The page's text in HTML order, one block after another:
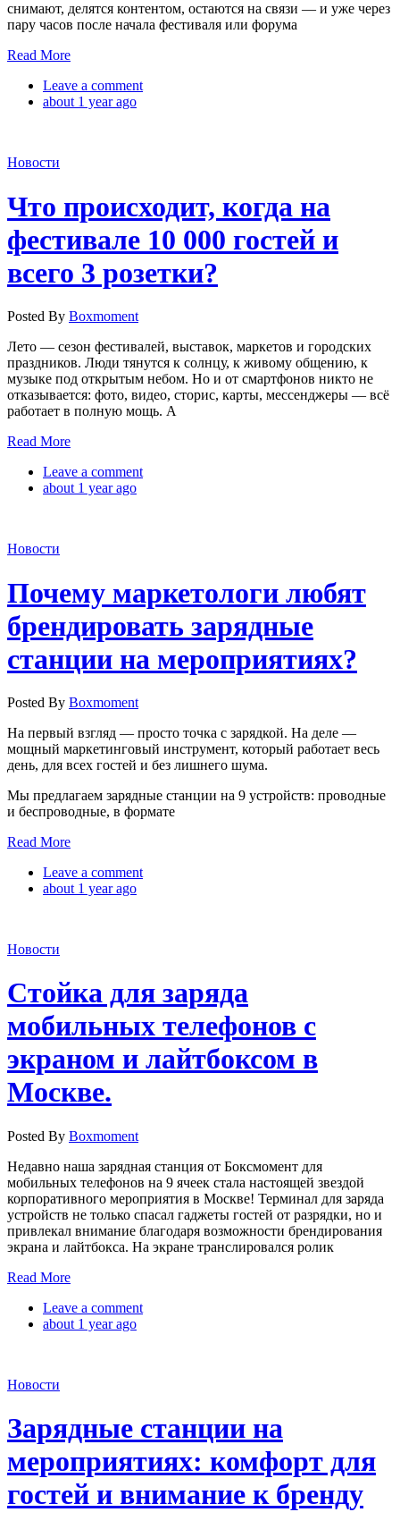
снимают, делятся контентом, остаются на связи — и уже через
пару часов после начала фестиваля или форума
Read More
Leave a comment
about 1 year ago
Новости
Что происходит, когда на
фестивале 10 000 гостей и
всего 3 розетки?
Posted By Boxmoment
Лето — сезон фестивалей, выставок, маркетов и городских
праздников. Люди тянутся к солнцу, к живому общению, к
музыке под открытым небом. Но и от смартфонов никто не
отказывается: фото, видео, сторис, карты, мессенджеры — всё
работает в полную мощь. А
Read More
Leave a comment
about 1 year ago
Новости
Почему маркетологи любят
брендировать зарядные
станции на мероприятиях?
Posted By Boxmoment
На первый взгляд — просто точка с зарядкой. На деле —
мощный маркетинговый инструмент, который работает весь
день, для всех гостей и без лишнего шума.
Мы предлагаем зарядные станции на 9 устройств: проводные
и беспроводные, в формате
Read More
Leave a comment
about 1 year ago
Новости
Стойка для заряда
мобильных телефонов с
экраном и лайтбоксом в
Москве.
Posted By Boxmoment
Недавно наша зарядная станция от Боксмомент для
мобильных телефонов на 9 ячеек стала настоящей звездой
корпоративного мероприятия в Москве! Терминал для заряда
устройств не только спасал гаджеты гостей от разрядки, но и
привлекал внимание благодаря возможности брендирования
экрана и лайтбокса. На экране транслировался ролик
Read More
Leave a comment
about 1 year ago
Новости
Зарядные станции на
мероприятиях: комфорт для
гостей и внимание к бренду